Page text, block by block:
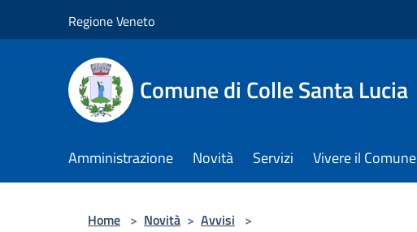
Regione Veneto
Comune di Colle Santa Lucia
Amministrazione Novità Servizi Vivere il Comune
Home > Novità > Avvisi >